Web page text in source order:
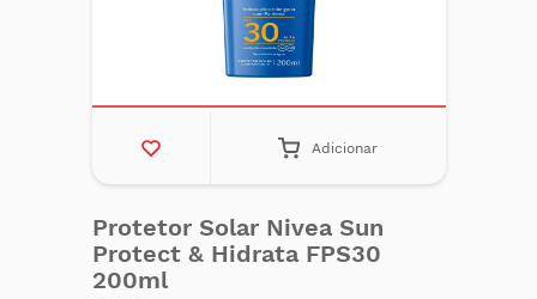
Adicionar
Protetor Solar Nivea Sun
Protect & Hidrata FPS30
200ml